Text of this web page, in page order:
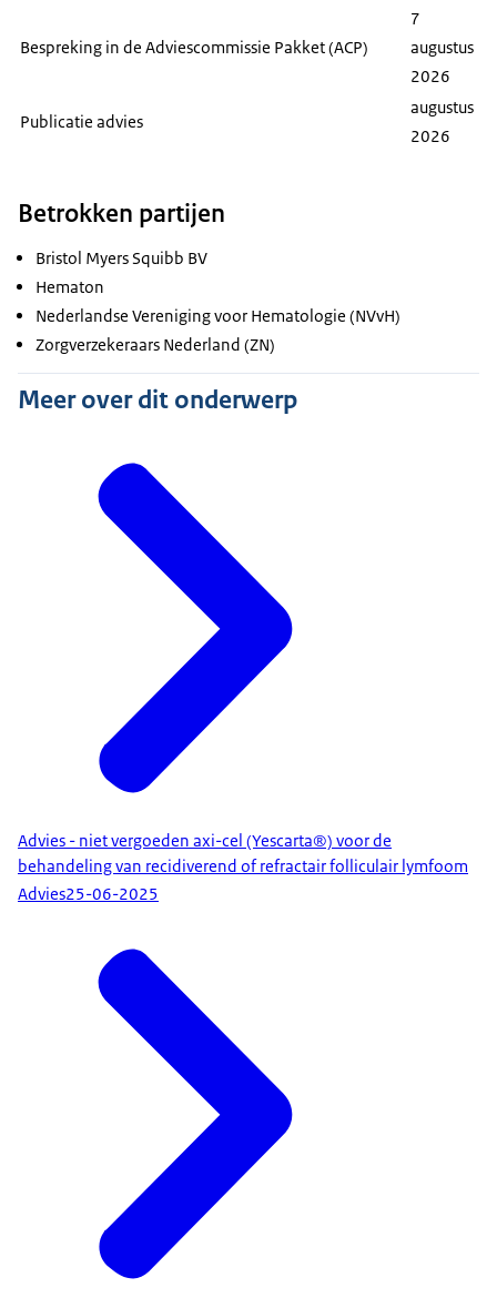
[Van goede zorg verzekerd]
noodzakelijk]
Bespreking in de Adviescommissie Pakket (ACP)
7
augustus
2026
Publicatie advies
augustus
2026
Betrokken partijen
Bristol Myers Squibb BV
Hematon
Nederlandse Vereniging voor Hematologie (NVvH)
Zorgverzekeraars Nederland (ZN)
Meer over dit onderwerp
Advies - niet vergoeden axi-cel (Yescarta®) voor de
behandeling van recidiverend of refractair folliculair lymfoom
Advies25-06-2025